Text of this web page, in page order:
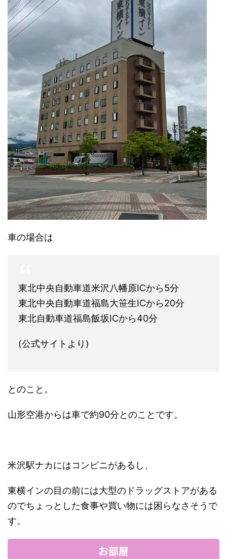
車の場合は
東北中央自動車道米沢八幡原ICから5分
東北中央自動車道福島大笹生ICから20分
東北自動車道福島飯坂ICから40分
(公式サイトより)
とのこと。
山形空港からは車で約90分とのことです。
米沢駅ナカにはコンビニがあるし、
東横インの目の前には大型のドラッグストアがある
のでちょっとした食事や買い物には困らなさそうで
す。
お部屋